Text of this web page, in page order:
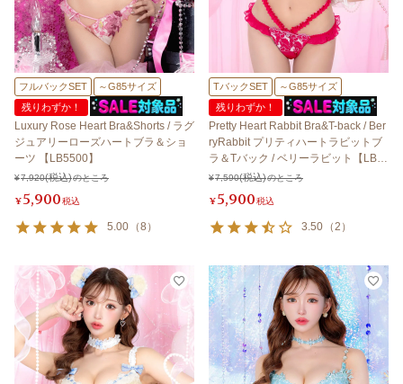
フルバックSET
～G85サイズ
残りわずか！
Luxury Rose Heart Bra&Shorts / ラグ
ジュアリーローズハートブラ＆ショ
ーツ 【LB5500】
¥7,920 のところ
¥5,900税込
5.00 （8 ）
TバックSET
～G85サイズ
残りわずか！
Pretty Heart Rabbit Bra&T-back / Ber
ryRabbit プリティハートラビットブ
ラ＆Tバック / ベリーラビット【LB5
500】
¥7,590 のところ
¥5,900税込
3.50 （2 ）